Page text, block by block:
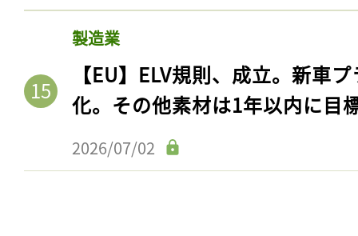
製造業
【EU】ELV規則、成立。新車
化。その他素材は1年以内に目
2026/07/02
記事をお気に入りに
ログインが必